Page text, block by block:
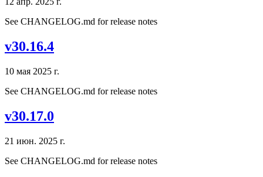
See CHANGELOG.md for release notes
v30.16.4
10 мая 2025 г.
See CHANGELOG.md for release notes
v30.17.0
21 июн. 2025 г.
See CHANGELOG.md for release notes